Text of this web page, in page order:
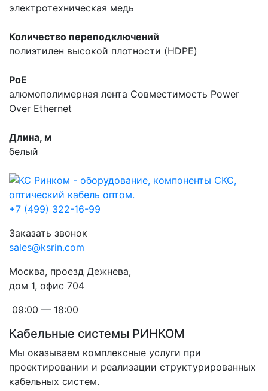
электротехническая медь
Количество переподключений
полиэтилен высокой плотности (HDPE)
PoE
алюмополимерная лента Совместимость Power
Over Ethernet
Длина, м
белый
+7 (499) 322-16-99
Заказать звонок
sales@ksrin.com
Москва, проезд Дежнева,
дом 1, офис 704
09:00 — 18:00
Кабельные системы РИНКОМ
Мы оказываем комплексные услуги при
проектировании и реализации структурированных
кабельных систем.